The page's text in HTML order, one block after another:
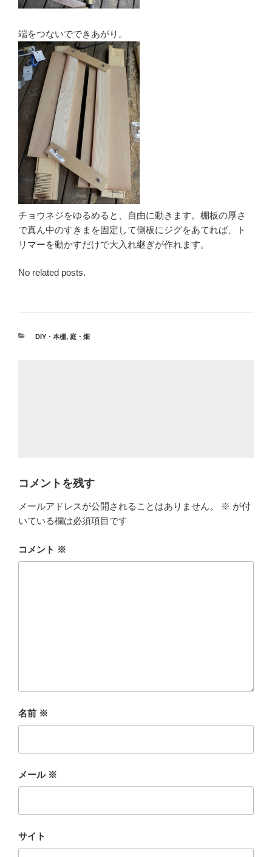
端をつないでできあがり。
チョウネジをゆるめると、自由に動きます。棚板の厚さ
で真ん中のすきまを固定して側板にジグをあてれば、ト
リマーを動かすだけで大入れ継ぎが作れます。
No related posts.
カ
DIY・本棚, 庭・畑
コメントを残す
メールアドレスが公開されることはありません。 ※ が付
いている欄は必須項目です
コメント ※
名前 ※
メール ※
サイト